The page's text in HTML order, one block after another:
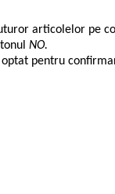
articolelor pe
NO.
optat pentru